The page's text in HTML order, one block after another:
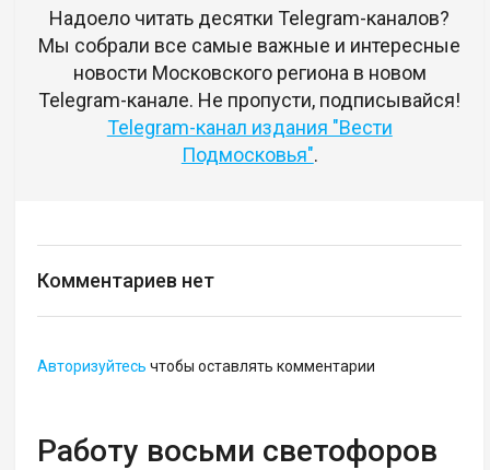
Надоело читать десятки Telegram-каналов?
Мы собрали все самые важные и интересные
новости Московского региона в новом
Telegram-канале. Не пропусти, подписывайся!
Telegram-канал издания "Вести
Подмосковья".
Комментариев нет
Авторизуйтесь чтобы оставлять комментарии
Работу восьми светофоров